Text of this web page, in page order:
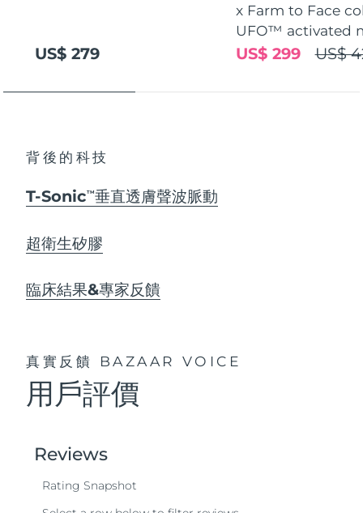
US$ 279
x Farm to Face
UFO™ activated
US$
US$ 299
背後的科技
T-SonicTM 垂直透膚聲波脈動
超衛生矽膠
臨床結果&專家反饋
真實反饋 BAZAAR VOICE
用戶評價